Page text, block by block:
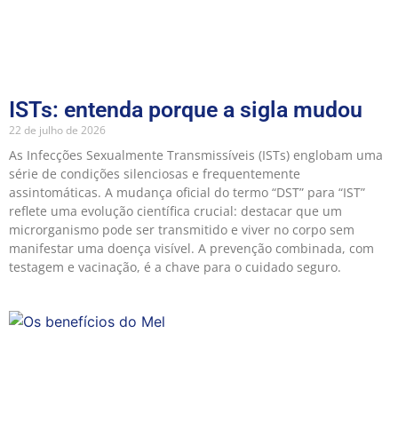
ISTs: entenda porque a sigla mudou
22 de julho de 2026
As Infecções Sexualmente Transmissíveis (ISTs) englobam uma
série de condições silenciosas e frequentemente
assintomáticas. A mudança oficial do termo “DST” para “IST”
reflete uma evolução científica crucial: destacar que um
microrganismo pode ser transmitido e viver no corpo sem
manifestar uma doença visível. A prevenção combinada, com
testagem e vacinação, é a chave para o cuidado seguro.